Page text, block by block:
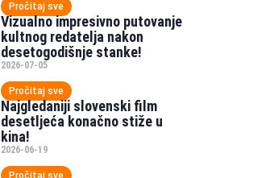
Pročitaj sve
Vizualno impresivno putovanje
kultnog redatelja nakon
desetogodišnje stanke!
2026-07-05
Pročitaj sve
Najgledaniji slovenski film
desetljeća konačno stiže u
kina!
2026-06-19
Pročitaj sve